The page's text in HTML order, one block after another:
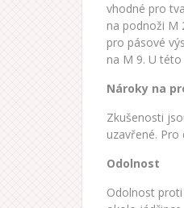
vhodné pro
na podnoži M
pro pásové
na M 9. U
Nároky na
Zkušenosti
uzavřené.
Odolnost
Odolnost